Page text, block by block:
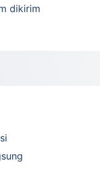
dikirim